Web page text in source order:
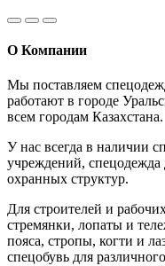
О Компании
Мы поставляем
работают в городе
всем городам Казахстана.
У нас всегда в наличии
учреждений, спецодежда
охранных структур.
Для строителей и
стремянки, лопаты и
пояса, стропы, когти и
спецобувь для